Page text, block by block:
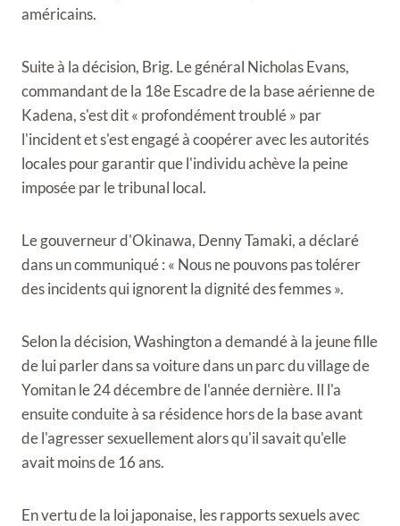
américains.
Suite à la décision, Brig. Le général Nicholas Evans,
commandant de la 18e Escadre de la base aérienne de
Kadena, s'est dit « profondément troublé » par
l'incident et s'est engagé à coopérer avec les autorités
locales pour garantir que l'individu achève la peine
imposée par le tribunal local.
Le gouverneur d'Okinawa, Denny Tamaki, a déclaré
dans un communiqué : « Nous ne pouvons pas tolérer
des incidents qui ignorent la dignité des femmes ».
Selon la décision, Washington a demandé à la jeune fille
de lui parler dans sa voiture dans un parc du village de
Yomitan le 24 décembre de l'année dernière. Il l'a
ensuite conduite à sa résidence hors de la base avant
de l'agresser sexuellement alors qu'il savait qu'elle
avait moins de 16 ans.
En vertu de la loi japonaise, les rapports sexuels avec